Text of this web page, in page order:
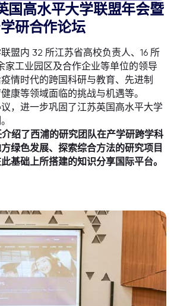
国高水平大学联盟年会暨
研合作论坛
盟内 32 所江苏省高校负责人、16 所
家工业园区及合作企业等单位的领导
情时代的跨国科研与教育、先进制
康等领域面临的挑战与机遇等。
，进一步巩固了江苏英国高水平大学
绍了西浦的研究团队在产学研跨学科
绿色发展、探索综合方法的研究项目
基础上所搭建的知识分享国际平台。